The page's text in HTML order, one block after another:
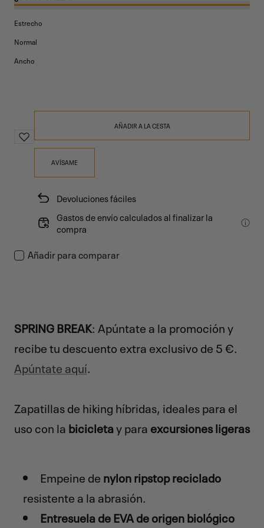
disponible
no
disponible
Estrecho
Normal
Ancho
AÑADIR A LA CESTA
AVÍSAME
Devoluciones fáciles
Gastos de envío calculados al finalizar la
compra
Añadir para comparar
SPRING BREAK: Apúntate a la promoción y
recibe tu descuento extra exclusivo de 5 €.
Apúntate aquí.
Zapatillas de hiking híbridas, ideales para el
uso con la bicicletay para excursiones ligeras
Empeine de nylon ripstop reciclado
resistente a la abrasión.
Entresuela de EVA de origen biológico